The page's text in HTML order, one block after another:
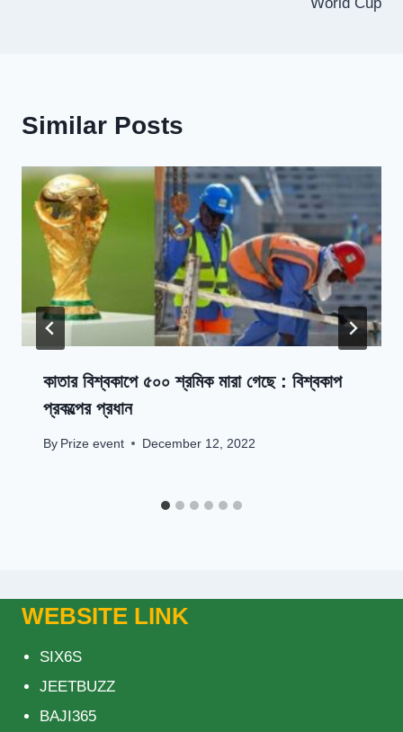
World Cup
Similar Posts
কাতার বিশ্বকাপে ৫০০ শ্রমিক মারা গেছে : বিশ্বকাপ
প্রকল্পের প্রধান
By Prize event December 12, 2022
WEBSITE LINK
SIX6S
JEETBUZZ
BAJI365